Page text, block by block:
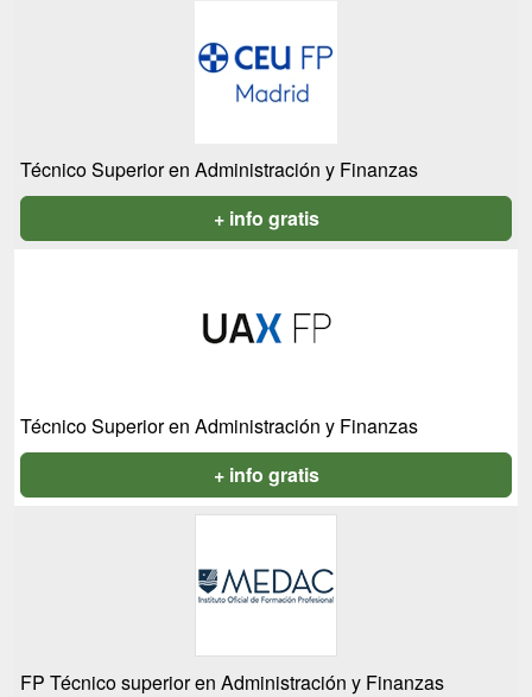
Técnico Superior en Administración y Finanzas
+ info gratis
Técnico Superior en Administración y Finanzas
+ info gratis
FP Técnico superior en Administración y Finanzas